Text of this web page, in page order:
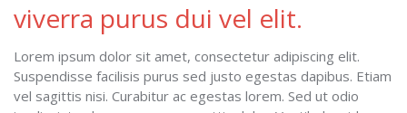
viverra purus dui vel elit.
Lorem ipsum dolor sit amet, consectetur adipiscing elit.
Suspendisse facilisis purus sed justo egestas dapibus. Etiam
vel sagittis nisi. Curabitur ac egestas lorem. Sed ut odio